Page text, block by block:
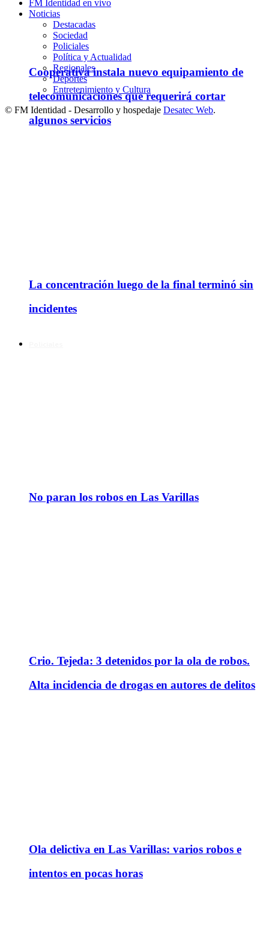
Cooperativa instala nuevo equipamiento de
telecomunicaciones que requerirá cortar
algunos servicios
La concentración luego de la final terminó sin
incidentes
No paran los robos en Las Varillas
Crio. Tejeda: 3 detenidos por la ola de robos.
Alta incidencia de drogas en autores de delitos
Ola delictiva en Las Varillas: varios robos e
intentos en pocas horas
FM Identidad en vivo
Noticias
Destacadas
Sociedad
Policiales
Política y Actualidad
Regionales
Deportes
Entretenimiento y Cultura
© FM Identidad - Desarrollo y hospedaje Desatec Web.